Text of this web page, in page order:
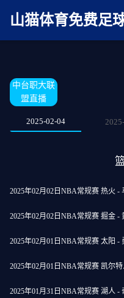
AV在线无码麻豆
山猫体育免费足
中台职大联
盟直播
2025-02-04
2025年02月02日NBA常规赛 热火 -
2025年02月02日NBA常规赛 掘金 -
2025年02月01日NBA常规赛 太阳 -
2025年02月01日NBA常规赛 凯尔
2025年01月31日NBA常规赛 湖人 -